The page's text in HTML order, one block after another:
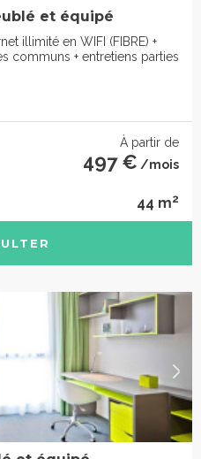
et équipé
illimité en WIFI (FIBRE) +
communs + entretiens parties
À partir de
497 € /mois
44 m2